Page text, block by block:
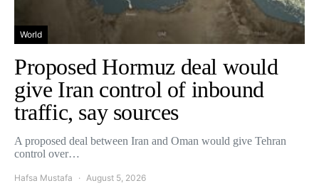
World
Proposed Hormuz deal would
give Iran control of inbound
traffic, say sources
A proposed deal between Iran and Oman would give Tehran
control over…
Hafsa Mustafa August 5, 2026